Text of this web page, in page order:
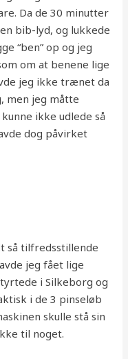
Da de 30 minutter
bib-lyd, og lukkede
“ben” op og jeg
om at benene lige
jeg ikke trænet da
men jeg måtte
ikke udlede så
dog påvirket
så tilfredsstillende
jeg fået lige
i Silkeborg og
i de 3 pinseløb
skulle stå sin
til noget.